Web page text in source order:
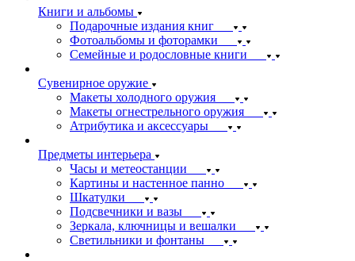
Книги и альбомы
Подарочные издания книг
Фотоальбомы и фоторамки
Семейные и родословные книги
Сувенирное оружие
Макеты холодного оружия
Макеты огнестрельного оружия
Атрибутика и аксессуары
Предметы интерьера
Часы и метеостанции
Картины и настенное панно
Шкатулки
Подсвечники и вазы
Зеркала, ключницы и вешалки
Светильники и фонтаны